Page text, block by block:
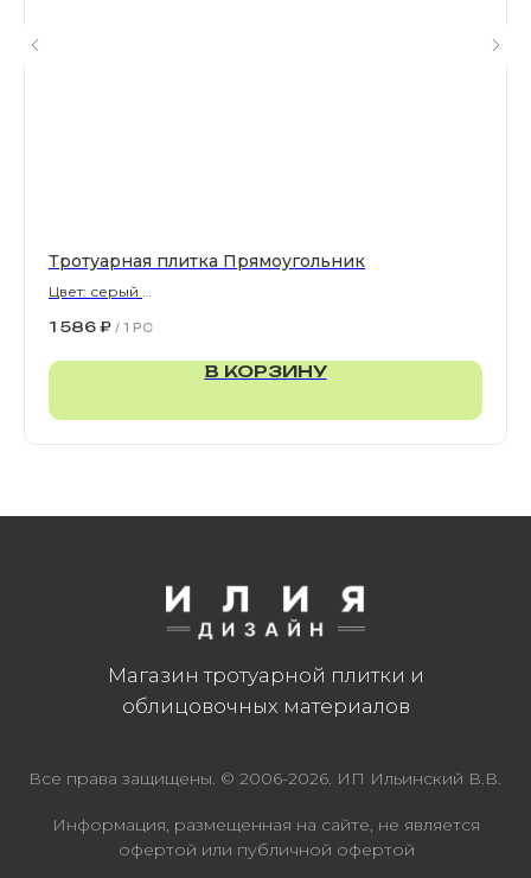
Тротуарная плитка Прямоугольник
Цвет: серый
1 586 ₽ / 1 PC
В КОРЗИНУ
Все права защищены. © 2006-2026. ИП Ильинский В.В.
Правила обработки персональных данных